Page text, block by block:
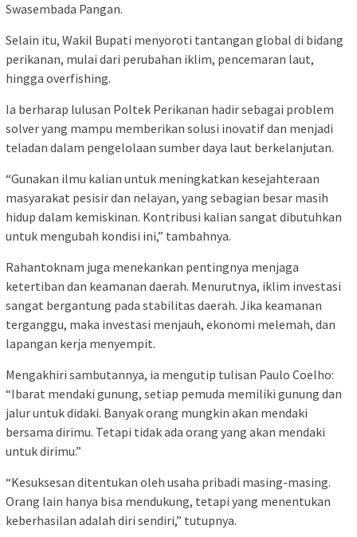
Swasembada Pangan.
Selain itu, Wakil Bupati menyoroti tantangan global di bidang
perikanan, mulai dari perubahan iklim, pencemaran laut,
hingga overfishing.
Ia berharap lulusan Poltek Perikanan hadir sebagai problem
solver yang mampu memberikan solusi inovatif dan menjadi
teladan dalam pengelolaan sumber daya laut berkelanjutan.
“Gunakan ilmu kalian untuk meningkatkan kesejahteraan
masyarakat pesisir dan nelayan, yang sebagian besar masih
hidup dalam kemiskinan. Kontribusi kalian sangat dibutuhkan
untuk mengubah kondisi ini,” tambahnya.
Rahantoknam juga menekankan pentingnya menjaga
ketertiban dan keamanan daerah. Menurutnya, iklim investasi
sangat bergantung pada stabilitas daerah. Jika keamanan
terganggu, maka investasi menjauh, ekonomi melemah, dan
lapangan kerja menyempit.
Mengakhiri sambutannya, ia mengutip tulisan Paulo Coelho:
“Ibarat mendaki gunung, setiap pemuda memiliki gunung dan
jalur untuk didaki. Banyak orang mungkin akan mendaki
bersama dirimu. Tetapi tidak ada orang yang akan mendaki
untuk dirimu.”
“Kesuksesan ditentukan oleh usaha pribadi masing-masing.
Orang lain hanya bisa mendukung, tetapi yang menentukan
keberhasilan adalah diri sendiri,” tutupnya.